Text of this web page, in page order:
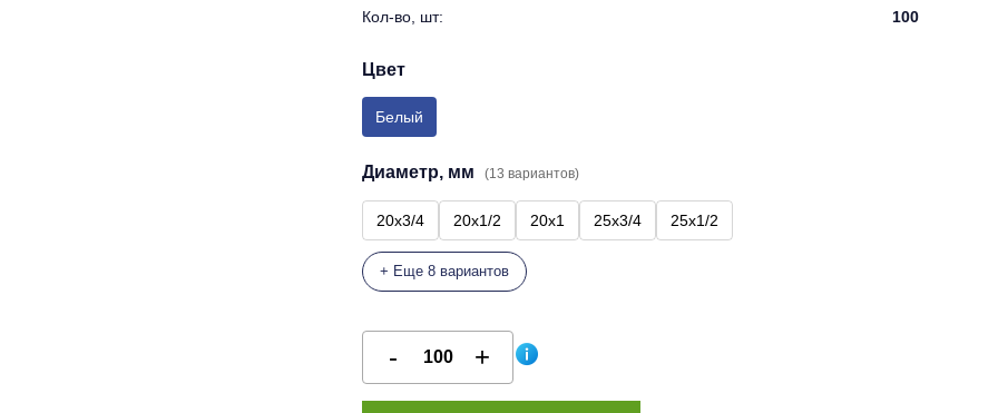
Кол-во, шт:
100
Цвет
Белый
Диаметр, мм (13 вариантов)
20х3/4 20х1/2 20х1 25х3/4 25х1/2
+ Еще 8 вариантов